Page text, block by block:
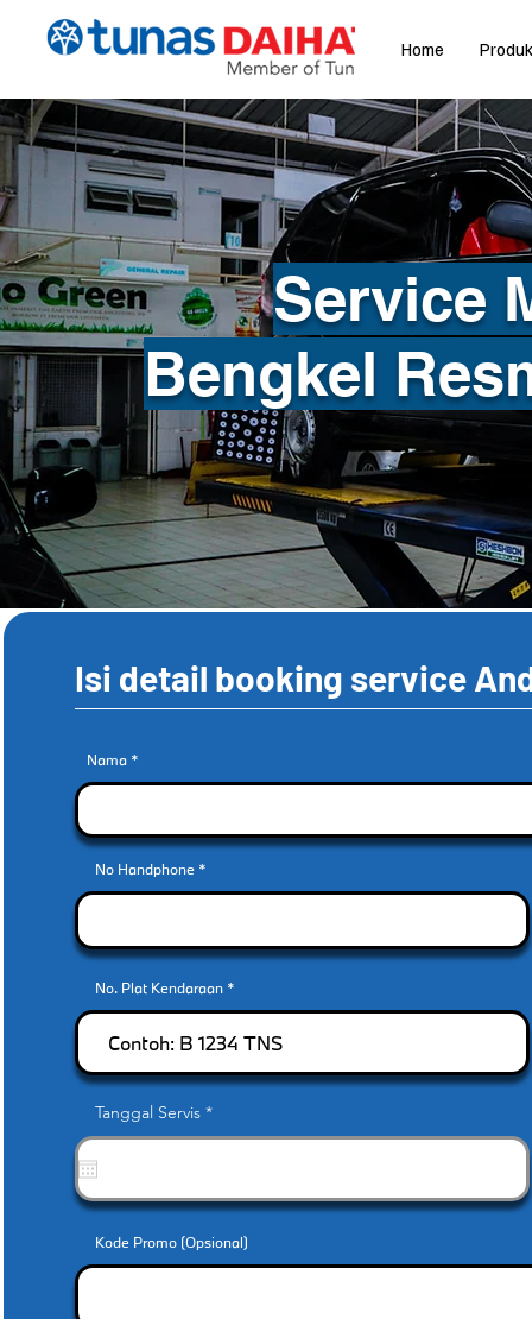
Home Produk
Service
Bengkel
Isi detail booking service
Nama
No Handphone
No. Plat Kendaraan
Tanggal Servis *r
q
r
e
Kode Promo (Opsional)